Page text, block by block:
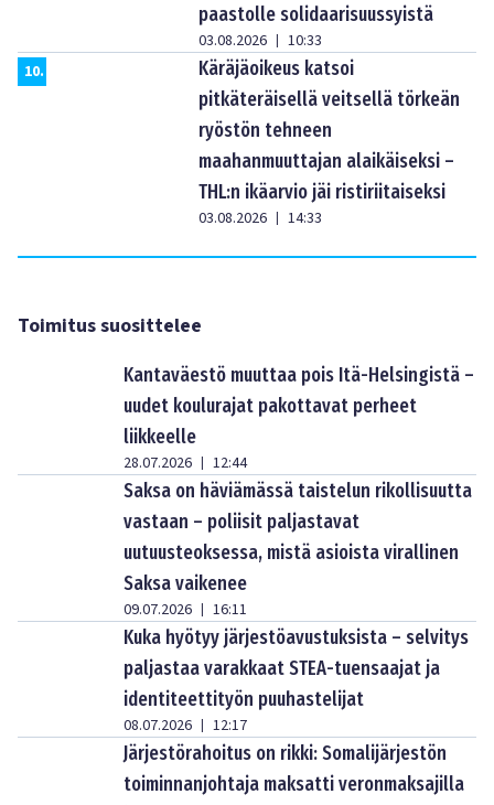
paastolle solidaarisuussyistä
03.08.2026 | 10:33
10.
Käräjäoikeus katsoi
pitkäteräisellä veitsellä törkeän
ryöstön tehneen
maahanmuuttajan alaikäiseksi –
THL:n ikäarvio jäi ristiriitaiseksi
03.08.2026 | 14:33
Toimitus suosittelee
Kantaväestö muuttaa pois Itä-Helsingistä –
uudet koulurajat pakottavat perheet
liikkeelle
28.07.2026 | 12:44
Saksa on häviämässä taistelun rikollisuutta
vastaan – poliisit paljastavat
uutuusteoksessa, mistä asioista virallinen
Saksa vaikenee
09.07.2026 | 16:11
Kuka hyötyy järjestöavustuksista – selvitys
paljastaa varakkaat STEA-tuensaajat ja
identiteettityön puuhastelijat
08.07.2026 | 12:17
Järjestörahoitus on rikki: Somalijärjestön
toiminnanjohtaja maksatti veronmaksajilla